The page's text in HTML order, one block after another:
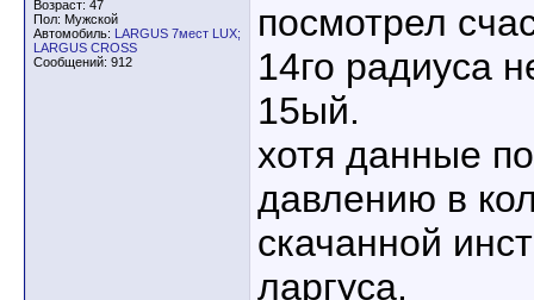
Возраст: 47
Пол: Мужской
Автомобиль: LARGUS 7мест LUX;
LARGUS CROSS
Сообщений: 912
посмотрел
14го радиуса
15ый.
хотя данные
давлению в
скачанной
ларгуса.